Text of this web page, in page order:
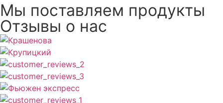
Мы поставляем продукты
Отзывы о нас